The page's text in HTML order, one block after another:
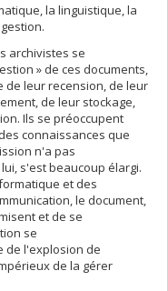
la linguistique, la
archivistes se
» de ces documents,
de leur recension, de leur
de leur stockage,
Ils se préoccupent
connaissances que
n'a pas
s'est beaucoup élargi.
et des
le document,
et de se
se
de l'explosion de
de la gérer